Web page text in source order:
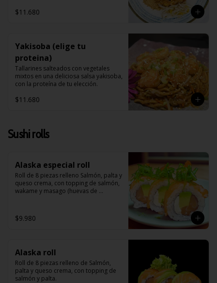
$11.680
Yakisoba (elige tu
proteina)
Tallarines salteados con vegetales
mixtos en una deliciosa salsa yakisoba,
con la proteína de tu elección.
$11.680
Sushi rolls
Alaska especial roll
Roll de 8 piezas relleno Salmón, palta y
queso crema, con topping de salmón,
wakame y masago (huevas de
$9.980
Alaska roll
Roll de 8 piezas relleno de Salmón,
palta y queso crema, con topping de
salmón y palta.